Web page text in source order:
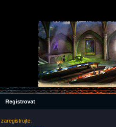
Registrovat
zaregistrujte